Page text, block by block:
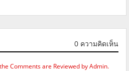
0 ความคิดเห็น
Comments are Reviewed by Admin.